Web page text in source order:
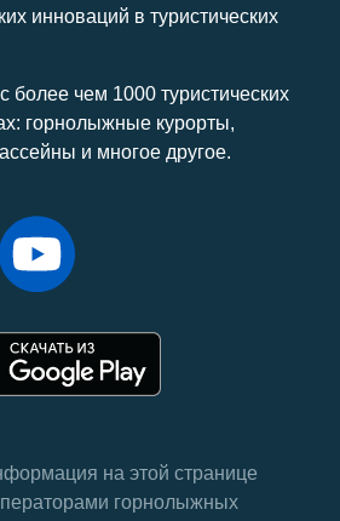
инноваций в туристических
более чем 1000 туристических
горнолыжные курорты,
и многое другое.
на этой странице
горнолыжных